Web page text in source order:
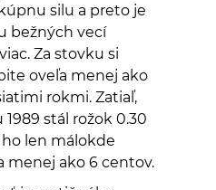
silu a preto je
bežných vecí
Za stovku si
oveľa menej ako
rokmi. Zatiaľ,
1989 stál rožok 0.30
ho len málokde
menej ako 6 centov.